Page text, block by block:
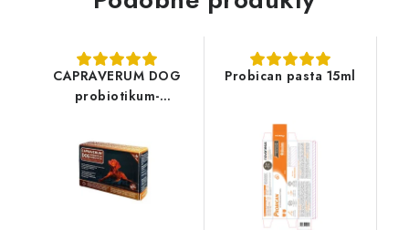
CAPRAVERUM DOG
probiotikum-
Probican pasta 15ml